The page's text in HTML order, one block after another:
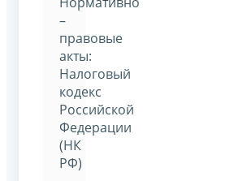
–
правовые
акты:
Налоговый
кодекс
Российской
Федерации
(НК
РФ)